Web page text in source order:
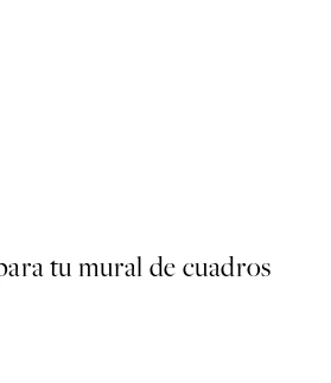
tu mural de cuadros